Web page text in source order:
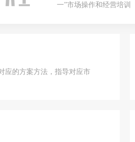
一”市场操作和经营培训
应的方案方法，指导对应市